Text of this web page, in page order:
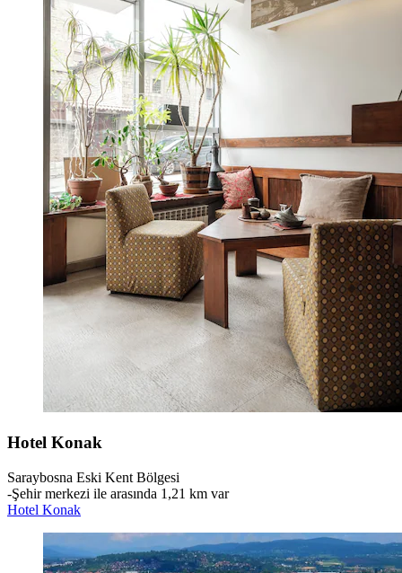
Hotel Konak
Saraybosna Eski Kent Bölgesi
‐Şehir merkezi ile arasında 1,21 km var
Hotel Konak